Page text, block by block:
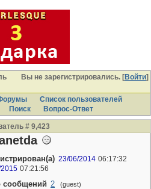
Вы не зарегистрировались. [Войти]
Список пользователей
Поиcк Вопрос-Ответ
# 9,423
23/06/2014 06:17:32
07:21:56
сообщений 2 (guest)